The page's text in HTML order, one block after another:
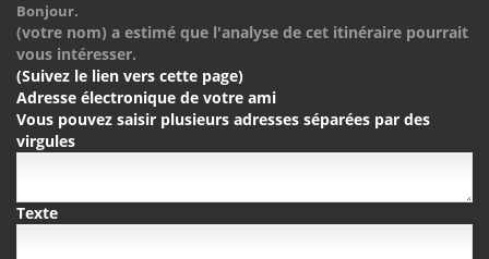
Bonjour.
(votre nom) a estimé que l'analyse de cet itinéraire pourrait
vous intéresser.
(Suivez le lien vers cette page)
Adresse électronique de votre ami
Vous pouvez saisir plusieurs adresses séparées par des
virgules
Texte